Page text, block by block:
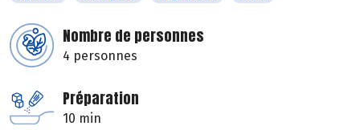
Nombre de personnes
4 personnes
Préparation
10 min